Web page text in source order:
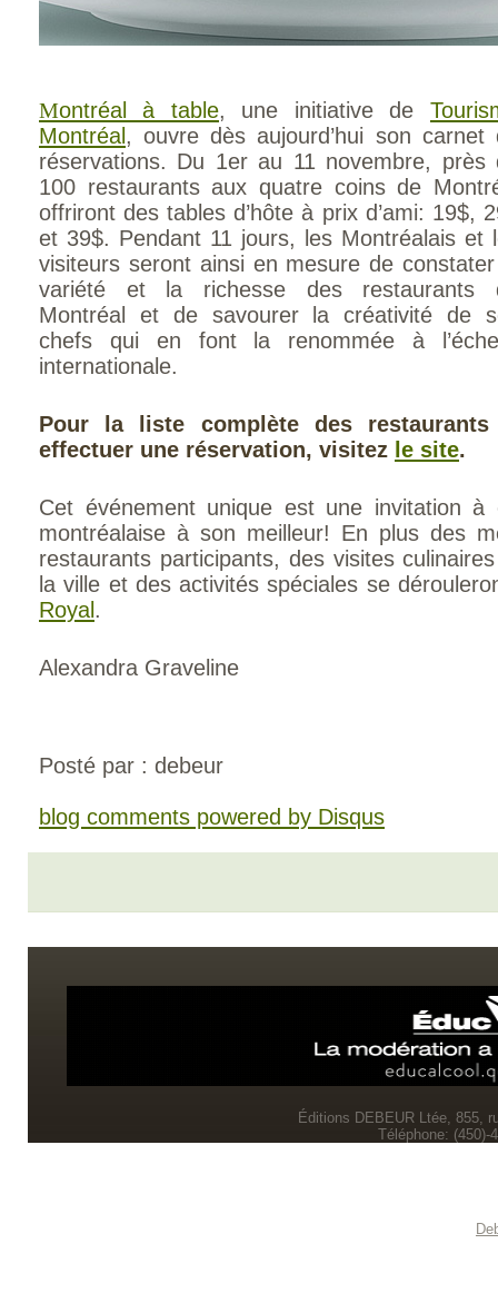
Montréal à table, une initiative de
Montréal , ouvre dès aujourd’hui son carnet
réservations. Du 1er au 11 novembre, près
100 restaurants aux quatre coins de
offriront des tables d’hôte à prix d’ami: 19$,
et 39$. Pendant 11 jours, les Montréalais et
visiteurs seront ainsi en mesure de
variété et la richesse des restaurants
Montréal et de savourer la créativité de
chefs qui en font la renommée à
internationale.
Pour la liste complète des
effectuer une réservation, visitez le site.
Cet événement unique est une invitation à
montréalaise à son meilleur! En plus des
restaurants participants, des visites
la ville et des activités spéciales se
Royal .
Alexandra Graveline
Posté par : debeur
blog comments powered by Disqus
Éditions DEBEUR Ltée, 855,
Téléphone: (450)-